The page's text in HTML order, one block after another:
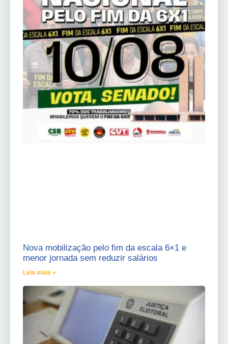
Nova mobilização pelo fim da escala 6×1 e
menor jornada sem reduzir salários
Leia mais »